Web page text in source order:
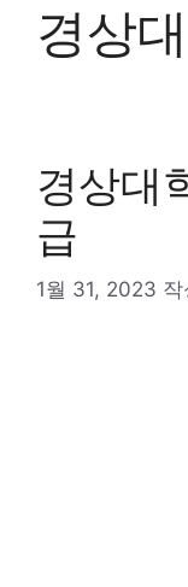
경상
경상대
급
1월 31, 2023 작